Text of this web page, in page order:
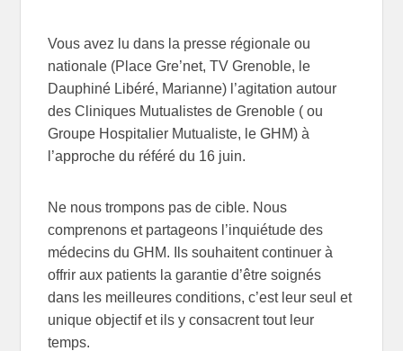
Vous avez lu dans la presse régionale ou
nationale (Place Gre’net, TV Grenoble, le
Dauphiné Libéré, Marianne) l’agitation autour
des Cliniques Mutualistes de Grenoble ( ou
Groupe Hospitalier Mutualiste, le GHM) à
l’approche du référé du 16 juin.
Ne nous trompons pas de cible. Nous
comprenons et partageons l’inquiétude des
médecins du GHM. Ils souhaitent continuer à
offrir aux patients la garantie d’être soignés
dans les meilleures conditions, c’est leur seul et
unique objectif et ils y consacrent tout leur
temps.